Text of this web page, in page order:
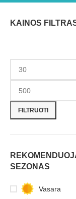
KAINOS
FILTRUOTI
SEZONAS
Vasara